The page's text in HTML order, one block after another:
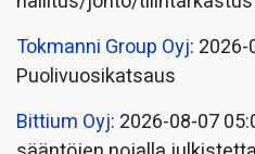
Tokmanni Group Oyj:
Puolivuosikatsaus
Bittium Oyj: 2026-08-07